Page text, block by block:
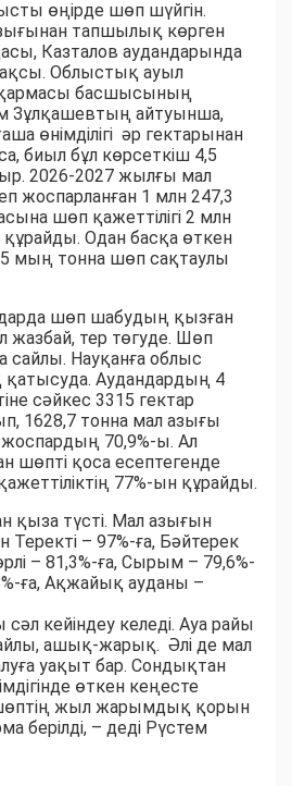
өңірде шөп шүйгін.
тапшылық көрген
Казталов аудандарында
Облыстық ауыл
басшысының
Зұлқашевтың айтуынша,
өнімділігі әр гектарынан
биыл бұл көрсеткіш 4,5
2026-2027 жылғы мал
жоспарланған 1 млн 247,3
шөп қажеттілігі 2 млн
Одан басқа өткен
мың тонна шөп сақтаулы
шөп шабудың қызған
жазбай, тер төгуде. Шөп
сайлы. Науқанға облыс
Аудандардың 4
сәйкес 3315 гектар
1628,7 тонна мал азығы
70,9%-ы. Ал
шөпті қоса есептегенде
77%-ын құрайды.
қыза түсті. Мал азығын
– 97%-ға, Бәйтерек
– 81,3%-ға, Сырым – 79,6%-
ға, Ақжайық ауданы –
сәл кейіндеу келеді. Ауа райы
ашық-жарық. Әлі де мал
уақыт бар. Сондықтан
өткен кеңесте
жыл жарымдық қорын
берілді, – деді Рүстем